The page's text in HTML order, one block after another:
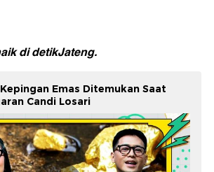
didetikJateng.
Emas Ditemukan Saat
Candi Losari